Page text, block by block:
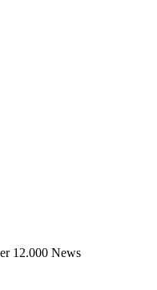
12.000 News